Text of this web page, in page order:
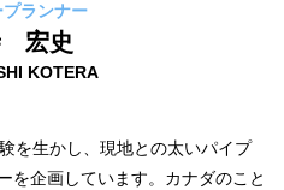
プランナー
宏史
KOTERA
を生かし、現地との太いパイプ
を企画しています。カナダのこと